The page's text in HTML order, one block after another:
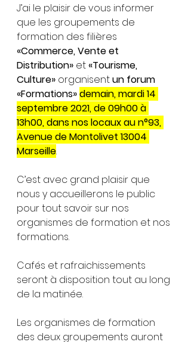
J’ai le plaisir de vous informer
que les groupements de
formation des filières
«Commerce, Vente et
Distribution» et «Tourisme,
Culture» organisent un forum
«Formations» demain, mardi 14
septembre 2021, de 09h00 à
13h00, dans nos locaux au n°93,
Avenue de Montolivet 13004
Marseille.
C’est avec grand plaisir que
nous y accueillerons le public
pour tout savoir sur nos
organismes de formation et nos
formations.
Cafés et rafraichissements
seront à disposition tout au long
de la matinée.
Les organismes de formation
des deux groupements auront